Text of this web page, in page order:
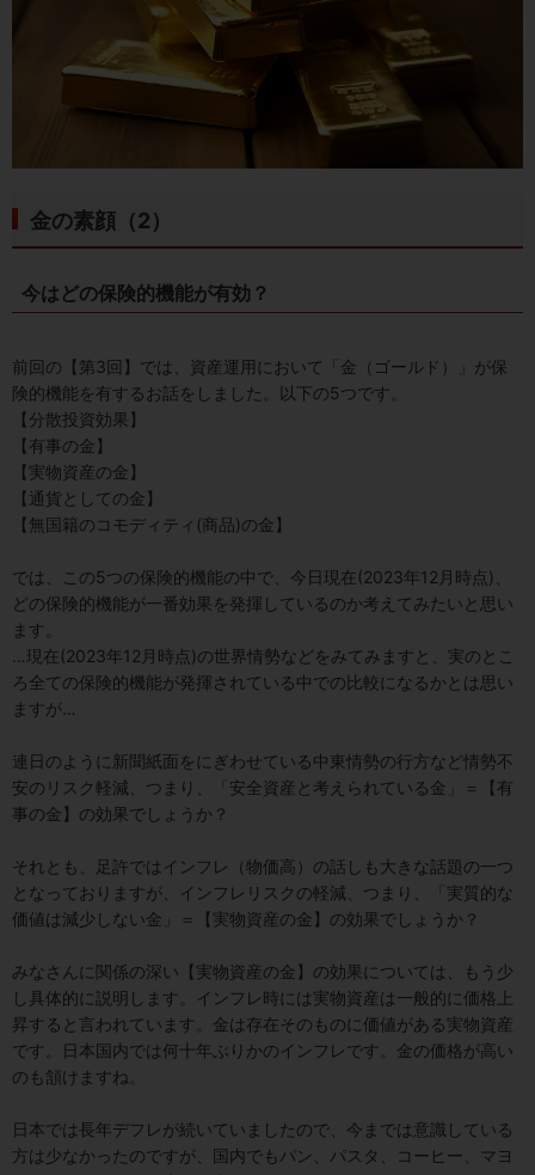
金の素顔（2）
今はどの保険的機能が有効？
前回の【第3回】では、資産運用において「金（ゴールド）」が保
険的機能を有するお話をしました。以下の5つです。
【分散投資効果】
【有事の金】
【実物資産の金】
【通貨としての金】
【無国籍のコモディティ(商品)の金】
では、この5つの保険的機能の中で、今日現在(2023年12月時点)、
どの保険的機能が一番効果を発揮しているのか考えてみたいと思い
ます。
…現在(2023年12月時点)の世界情勢などをみてみますと、実のとこ
ろ全ての保険的機能が発揮されている中での比較になるかとは思い
ますが…
連日のように新聞紙面をにぎわせている中東情勢の行方など情勢不
安のリスク軽減、つまり、「安全資産と考えられている金」＝【有
事の金】の効果でしょうか？
それとも、足許ではインフレ（物価高）の話しも大きな話題の一つ
となっておりますが、インフレリスクの軽減、つまり、「実質的な
価値は減少しない金」＝【実物資産の金】の効果でしょうか？
みなさんに関係の深い【実物資産の金】の効果については、もう少
し具体的に説明します。インフレ時には実物資産は一般的に価格上
昇すると言われています。金は存在そのものに価値がある実物資産
です。日本国内では何十年ぶりかのインフレです。金の価格が高い
のも頷けますね。
日本では長年デフレが続いていましたので、今までは意識している
方は少なかったのですが、国内でもパン、パスタ、コーヒー、マヨ